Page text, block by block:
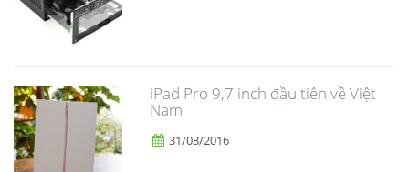
iPad Pro 9,7 inch đầu tiên về Việt
Nam
31/03/2016